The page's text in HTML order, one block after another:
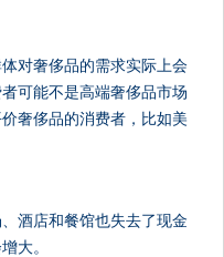
对奢侈品的需求实际上会
可能不是高端奢侈品市场
奢侈品的消费者，比如美
酒店和餐馆也失去了现金
大。